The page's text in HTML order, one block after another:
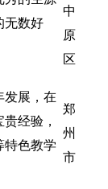
无数好
中
原
区
发展，在
经验，
特色教学
郑
州
市